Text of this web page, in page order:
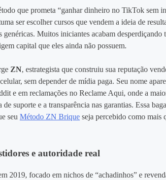
que prometa “ganhar dinheiro no TikTok sem
ser escolher cursos que vendem a ideia de
genéricas. Muitos iniciantes acabam desperdiçando
capital que eles ainda não possuem.
ZN, estrategista que construiu sua reputação
sem depender de mídia paga. Seu nome
e em reclamações no Reclame Aqui, onde a
de suporte e a transparência nas garantias. Essa
seuMétodo ZN Brique seja percebido como mais
e autoridade real
2019, focado em nichos de “achadinhos” e